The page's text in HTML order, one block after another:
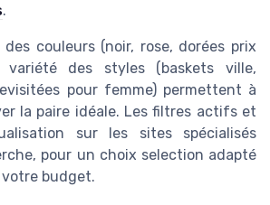
.
couleurs (noir, rose, dorées prix
des styles (baskets ville,
pour femme) permettent à
la paire idéale. Les filtres actifs et
sur les sites spécialisés
pour un choix selection adapté
votre budget.